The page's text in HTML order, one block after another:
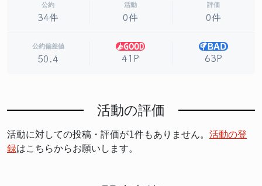
公約
34件
活動
0件
評価
0件
公約偏差値
50.4 41P 63P
活動の評価
活動に対しての投稿・評価が1件もありません。 活動の登
録はこちらからお願いします。